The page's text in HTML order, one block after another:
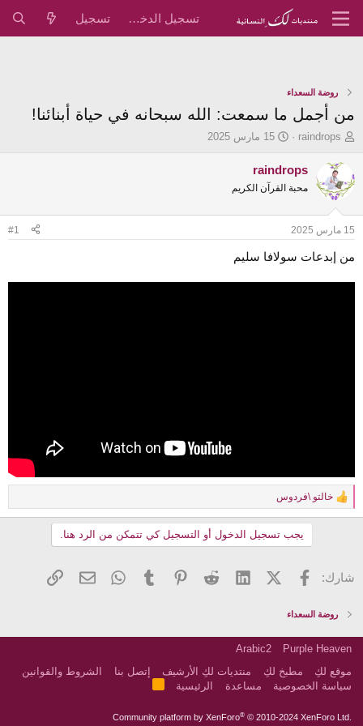
تسجيل الدخول تسجيل
روضة السعداء
من أجمل ما سمعت: الله سبحانه في حياة أبنائنا!
ب
د
ئ
ا
و
ض
و
ع
raindrops
ت
ر
خ
ب
د
15 مارس 2025
raindrops
محبة القرآن الكريم
15 مارس 2025 #1
من إبدعات سولافا سليم
R
e
o
:
خالتو \فردوس
يجب تسجيل الدخول أو التسجيل كي تتمكن من الرد هنا.
شارك: فيسبوك X (Twitter)
LinkedIn
Reddit
Pinterest
Tumblr
WhatsApp
البريد
روضة السعداء
Purple Heaven
Arabic2
موقع لكِ
مطبخ لكِ منتديات لكِ الأرشيف إتصل بنا
الشروط والقوانين
سياسة الخصوصية
مساعدة الرئيسية
Community platform by XenForo® © 2010-2024 XenForo Ltd.